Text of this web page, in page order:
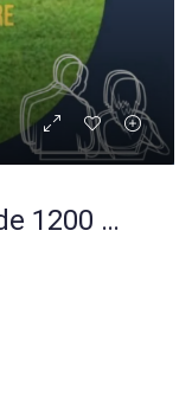
Terrain constructible de 1200 m² à Colletot, Eure – Secteur résidentiel